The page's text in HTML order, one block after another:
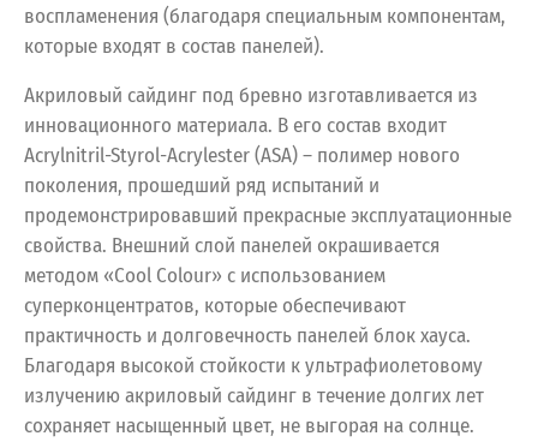
воспламенения (благодаря специальным компонентам,
которые входят в состав панелей).
Акриловый сайдинг под бревно изготавливается из
инновационного материала. В его состав входит
Acrylnitril-Styrol-Acrylester (ASA) – полимер нового
поколения, прошедший ряд испытаний и
продемонстрировавший прекрасные эксплуатационные
свойства. Внешний слой панелей окрашивается
методом «Cool Colour» с использованием
суперконцентратов, которые обеспечивают
практичность и долговечность панелей блок хауса.
Благодаря высокой стойкости к ультрафиолетовому
излучению акриловый сайдинг в течение долгих лет
сохраняет насыщенный цвет, не выгорая на солнце.